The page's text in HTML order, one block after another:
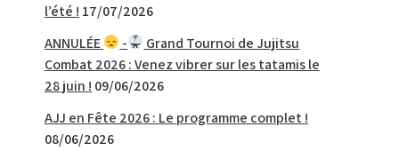
l’été ! 17/07/2026
ANNULÉE
-
Grand Tournoi de Jujitsu
Combat 2026 : Venez vibrer sur les tatamis le
28 juin ! 09/06/2026
AJJ en Fête 2026 : Le programme complet !
08/06/2026